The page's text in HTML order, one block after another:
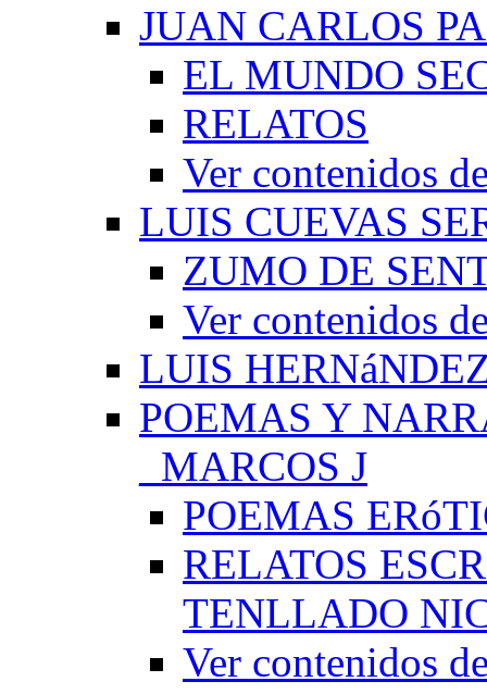
JUAN CARLOS
EL MUNDO
RELATOS
Ver contenidos
LUIS CUEVAS
ZUMO DE
Ver contenidos
LUIS
POEMAS Y
_MARCOS J
POEMAS
RELATOS
TENLLADO
Ver contenidos